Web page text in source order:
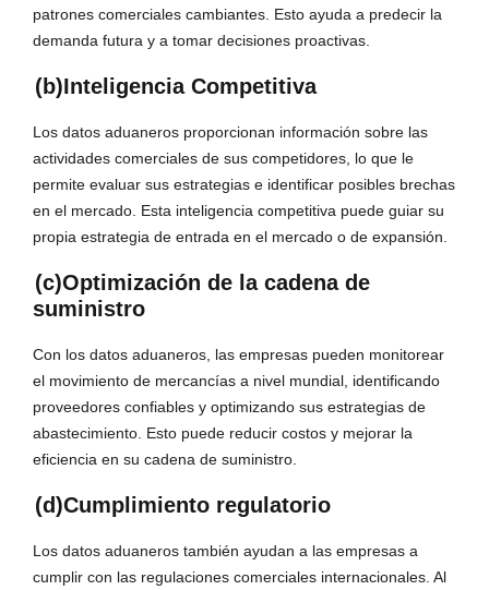
patrones comerciales cambiantes. Esto ayuda a predecir la
demanda futura y a tomar decisiones proactivas.
(b)Inteligencia Competitiva
Los datos aduaneros proporcionan información sobre las
actividades comerciales de sus competidores, lo que le
permite evaluar sus estrategias e identificar posibles brechas
en el mercado. Esta inteligencia competitiva puede guiar su
propia estrategia de entrada en el mercado o de expansión.
(c)Optimización de la cadena de
suministro
Con los datos aduaneros, las empresas pueden monitorear
el movimiento de mercancías a nivel mundial, identificando
proveedores confiables y optimizando sus estrategias de
abastecimiento. Esto puede reducir costos y mejorar la
eficiencia en su cadena de suministro.
(d)Cumplimiento regulatorio
Los datos aduaneros también ayudan a las empresas a
cumplir con las regulaciones comerciales internacionales. Al